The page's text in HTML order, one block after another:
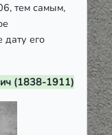
тем самым,
его
(1838-1911)